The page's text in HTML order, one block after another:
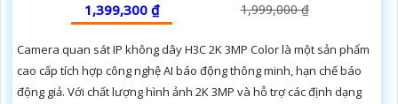
1,399,300 ₫ 1,999,000 ₫
Camera quan sát IP không dây H3C 2K 3MP Color là một sản phẩm
cao cấp tích hợp công nghệ AI báo động thông minh, hạn chế báo
động giả. Với chất lượng hình ảnh 2K 3MP và hỗ trợ các định dạng